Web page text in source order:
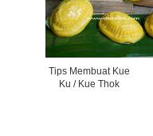
Tips Membuat Kue
Ku / Kue Thok